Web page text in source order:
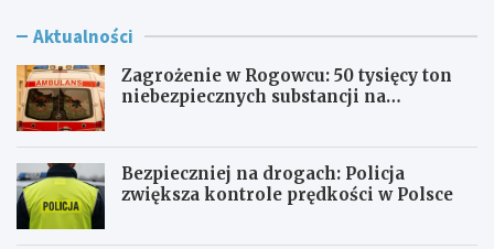
Aktualności
Zagrożenie w Rogowcu: 50 tysięcy ton
niebezpiecznych substancji na
Bezpieczniej na drogach: Policja
zwiększa kontrole prędkości w Polsce